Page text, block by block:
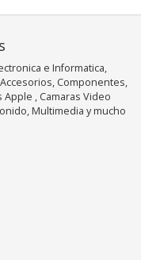
e Informatica,
Componentes,
, Camaras Video
Multimedia y mucho